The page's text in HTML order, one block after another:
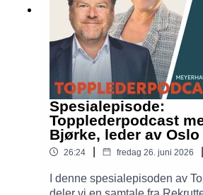
Spesialepisode:
Topplederpodcast
Bjørke, leder av Oslo
26:24 fredag 26. juni 2026
I denne spesialepisoden av